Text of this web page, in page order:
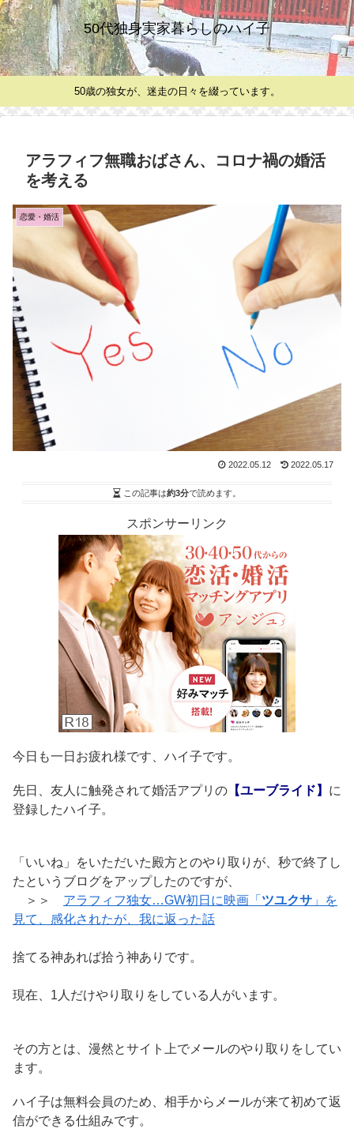
50代独身実家暮らしのハイ子
50歳の独女が、迷走の日々を綴っています。
アラフィフ無職おばさん、コロナ禍の婚活
を考える
恋愛・婚活
2022.05.12 2022.05.17
この記事は約3分で読めます。
スポンサーリンク
今日も一日お疲れ様です、ハイ子です。
先日、友人に触発されて婚活アプリの 【ユーブライド】 に
登録したハイ子。
「いいね」をいただいた殿方とのやり取りが、秒で終了し
たというブログをアップしたのですが、
＞＞ アラフィフ独女…GW初日に映画「 ツユクサ 」を
見て、感化されたが、我に返った話
捨てる神あれば拾う神ありです。
現在、1人だけやり取りをしている人がいます。
その方とは、漫然とサイト上でメールのやり取りをしてい
ます。
ハイ子は無料会員のため、相手からメールが来て初めて返
信ができる仕組みです。